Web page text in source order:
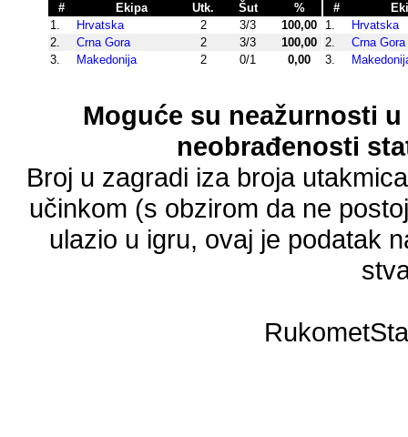
# Ekipa Utk. Šut
%
1.
Hrvatska 2 3/3
100,00
2.
Crna Gora 2 3/3
100,00
3.
Makedonija 2 0/1 0,00
#
1.
Hrvatska
2.
Crna Gora
3.
Moguće su neažurnosti
neobrađenosti
Broj u zagradi iza broja
učinkom (s obzirom da ne
ulazio u igru, ovaj je podatak